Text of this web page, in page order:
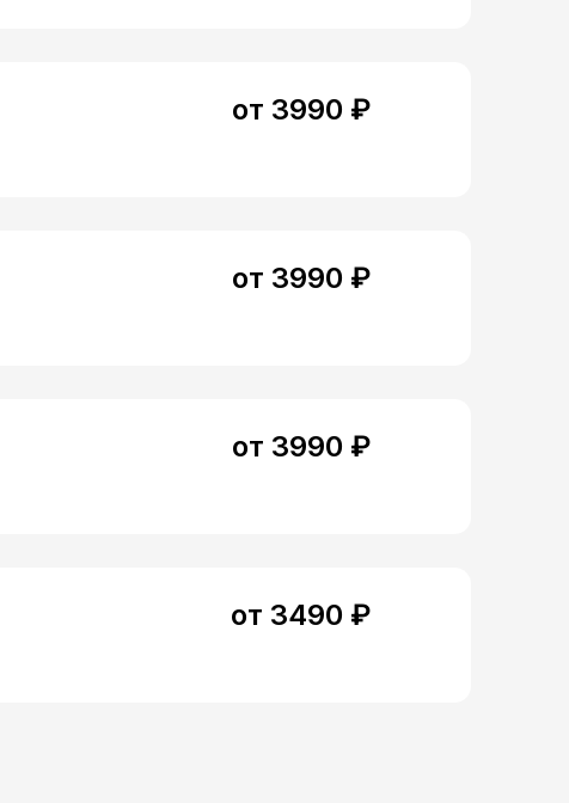
от 3990 ₽
от 3990 ₽
от 3990 ₽
от 3490 ₽